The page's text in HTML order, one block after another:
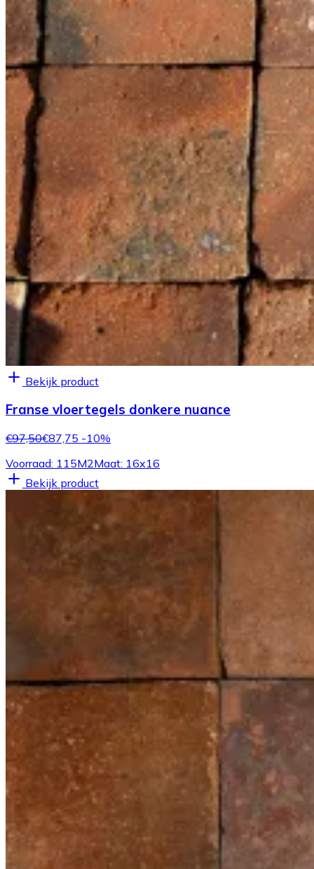
Bekijk product
Franse vloertegels donkere nuance
€97,50€87,75 -10%
Voorraad: 115M2Maat: 16x16
Bekijk product